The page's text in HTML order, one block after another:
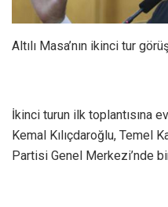
Altılı Masa’nın ikinci tur
İkinci turun ilk toplantısına
Kemal Kılıçdaroğlu, Temel
Partisi Genel Merkezi’nde